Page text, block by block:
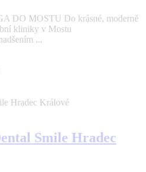
DO MOSTU Do krásné, moderně
kliniky v Mostu
...
Smile Hradec